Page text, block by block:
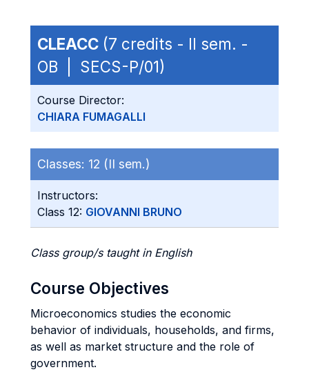
CLEACC (7 credits - II sem. -
OB | SECS-P/01)
Course Director:
CHIARA FUMAGALLI
Classes: 12 (II sem.)
Instructors:
Class 12: GIOVANNI BRUNO
Class group/s taught in English
Course Objectives
Microeconomics studies the economic
behavior of individuals, households, and firms,
as well as market structure and the role of
government.